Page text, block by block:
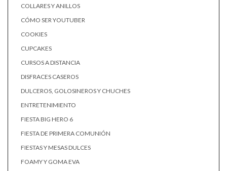
COLLARES Y ANILLOS
CÓMO SER YOUTUBER
COOKIES
CUPCAKES
CURSOS A DISTANCIA
DISFRACES CASEROS
DULCEROS, GOLOSINEROS Y CHUCHES
ENTRETENIMIENTO
FIESTA BIG HERO 6
FIESTA DE PRIMERA COMUNIÓN
FIESTAS Y MESAS DULCES
FOAMY Y GOMA EVA